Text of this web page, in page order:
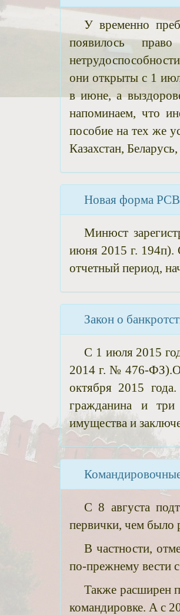
У временно
появилось
они открыты с 1
в июне, а
напоминаем, что
пособие на тех же
Казахстан,
Новая форма
Минюст
июня 2015 г. 194п).
отчетный период,
Закон о
С 1 июля 2015
2014 г. № 476-
октября 2015
гражданина и три
имущества и
С 8 августа
первички, чем было
В частности,
по-прежнему вести
Также расширен
командировке. А с